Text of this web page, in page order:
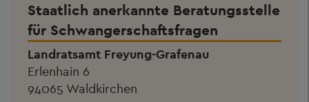
Staatlich anerkannte Beratungsstelle
für Schwangerschaftsfragen
Landratsamt Freyung-Grafenau
Erlenhain 6
94065 Waldkirchen